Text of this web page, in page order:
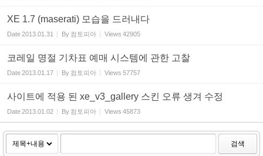
XE 1.7 (maserati) 모습을 드러내다
Date2013.01.31 By 컴토피아 Views 42905
코레일 명절 기차표 예매 시스템에 관한 고찰
Date2013.01.17 By 컴토피아 Views 57757
사이트에 적용 된 xe_v3_gallery 스킨 오류 생겨 수정
Date2013.01.02 By 컴토피아 Views 45873
검색